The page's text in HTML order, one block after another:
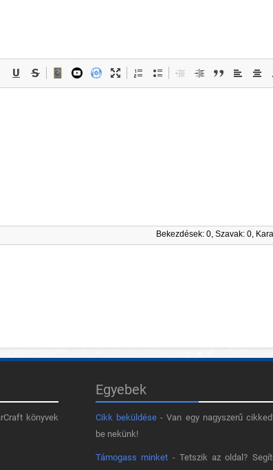
Bekezdések: 0, Szavak: 0,
könyvek
Egyebek
Cikk beküldése - Van egy nagyszerű
be nekünk!
Támogass minket - Tetszik az oldal?